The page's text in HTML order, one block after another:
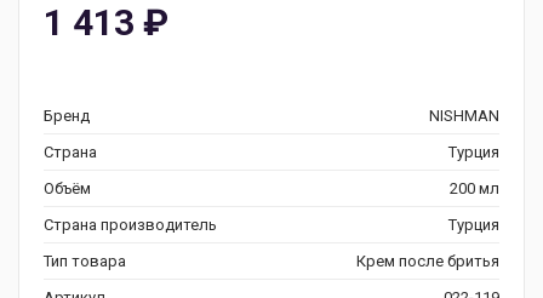
1 413 ₽
Бренд
NISHMAN
Страна
Турция
Объём
200 мл
Страна производитель
Турция
Тип товара
Крем после бритья